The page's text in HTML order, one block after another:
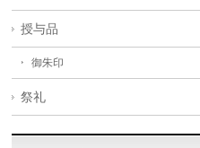
授与品
御朱印
祭礼